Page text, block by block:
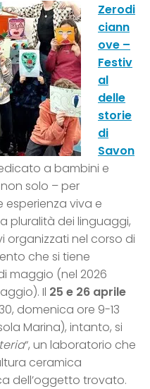
Zerodi
ciann
ove –
Festiv
al
delle
storie
di
Savon
a bambini e
solo – per
viva e
pluralità dei linguaggi,
organizzati nel corso di
che si tiene
maggio (nel 2026
Il 25 e 26 aprile
domenica ore 9-13
Marina), intanto, si
“, un laboratorio che
ceramica
dell’oggetto trovato.